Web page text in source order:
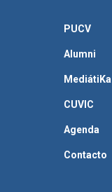
PUCV
Alumni
MediátiKa
CUVIC
Agenda
Contacto